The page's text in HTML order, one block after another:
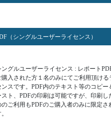
（シングルユーザーライセンス）
ングルユーザーライセンス : レポート
購入された方１名のみにてご利用頂ける
ンスです。PDF内のテキスト等のコピー
スト、PDFの印刷は可能ですが、印刷し
のご利用もPDFのご購入者のみに限定さ